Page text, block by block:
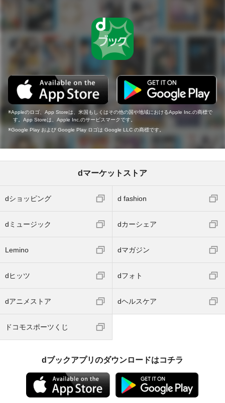
Appleのロゴ、App Storeは、米国もしくはその他の国や地域におけるApple Inc.の商標で
す。App Storeは、Apple Inc.のサービスマークです。
Google Play および Google Play ロゴは Google LLC の商標です。
dマーケットストア
dショッピング d fashion
dミュージック dカーシェア
Lemino dマガジン
dヒッツ dフォト
dアニメストア dヘルスケア
ドコモスポーツくじ
dブックアプリのダウンロードはコチラ